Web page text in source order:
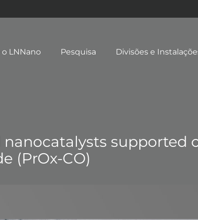
o LNNano Pesquisa Divisões e
nanocatalysts supported
(PrOx-CO)